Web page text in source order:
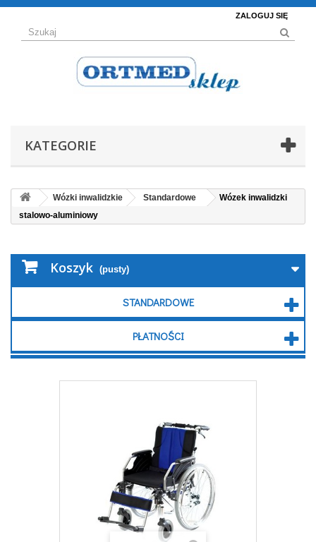
ZALOGUJ SIĘ
KATEGORIE
Wózki inwalidzkie Standardowe
Wózek inwalidzki
stalowo-aluminiowy
Koszyk (pusty)
STANDARDOWE
PŁATNOŚCI